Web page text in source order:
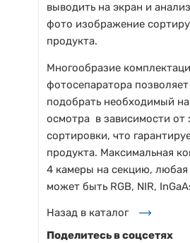
выводить на экран и
фото изображение
продукта.
Многообразие
фотосепаратора
подобрать необходимый
осмотра в зависимости от
сортировки, что
продукта. Максимальная
4 камеры на секцию,
может быть RGB, NIR,
Назад в каталог
Поделитесь в соцсетях